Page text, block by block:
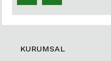
KURUMSAL